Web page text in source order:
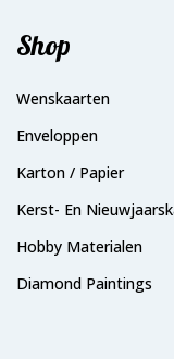
Shop
Wenskaarten
Enveloppen
Karton / Papier
Kerst- En
Hobby Materialen
Diamond Paintings